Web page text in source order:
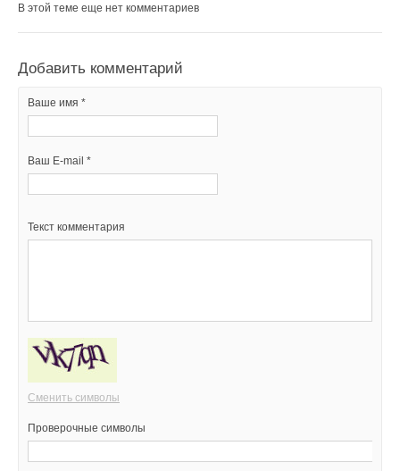
В этой теме еще нет комментариев
Добавить комментарий
Ваше имя *
Ваш E-mail *
Текст комментария
Сменить символы
Проверочные символы